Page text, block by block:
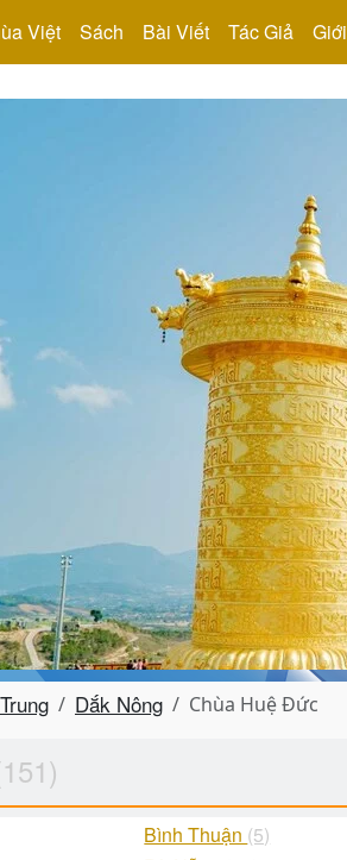
Việt Sách Bài Viết Tác Giả
Dắk Nông Chùa Huệ Đức
Bình Thuận (5)